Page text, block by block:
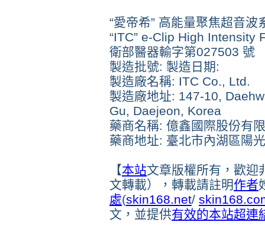
“愛帝希” 高能量聚焦超音波
“ITC” e-Clip High Intensity
衛部醫器輸字第027503 號
製造批號: 製造日期:
製造廠名稱: ITC Co., Ltd.
製造廠地址: 147-10,
Gu, Daejeon, Korea
藥商名稱: 億鑫國際股份有
藥商地址: 臺北市內湖區陽
【本站文章版權所有，歡迎
文轉載），轉載請註明作者
處(skin168.net/
文，並提供有效的本站超連